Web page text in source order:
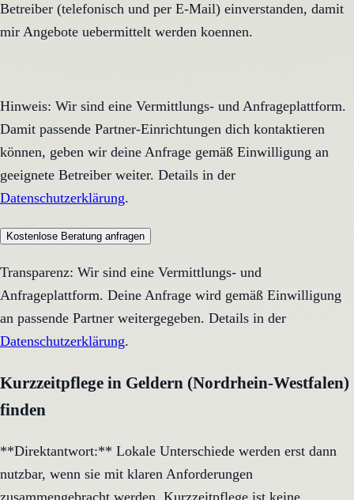
Betreiber (telefonisch und per E-Mail) einverstanden, damit
mir Angebote uebermittelt werden koennen.
Hinweis: Wir sind eine Vermittlungs- und Anfrageplattform.
Damit passende Partner-Einrichtungen dich kontaktieren
können, geben wir deine Anfrage gemäß Einwilligung an
geeignete Betreiber weiter. Details in der
Datenschutzerklärung.
Kostenlose Beratung anfragen
Transparenz: Wir sind eine Vermittlungs- und
Anfrageplattform. Deine Anfrage wird gemäß Einwilligung
an passende Partner weitergegeben. Details in der
Datenschutzerklärung.
Kurzzeitpflege in Geldern (Nordrhein-Westfalen)
finden
**Direktantwort:** Lokale Unterschiede werden erst dann
nutzbar, wenn sie mit klaren Anforderungen